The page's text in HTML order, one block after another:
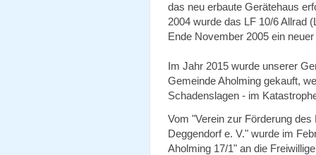
das neu erbaute Gerätehaus
2004 wurde das LF 10/6 Allrad
Ende November 2005 ein
Im Jahr 2015 wurde unserer
Gemeinde Aholming gekauft,
Schadenslagen - im
Vom "Verein zur Förderung
Deggendorf e. V." wurde im
Aholming 17/1" an die